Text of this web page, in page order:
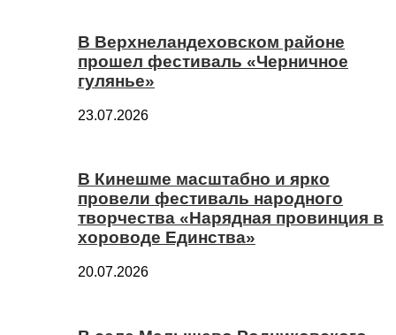
В Верхнеландеховском районе
прошел фестиваль «Черничное
гулянье»
23.07.2026
В Кинешме масштабно и ярко
провели фестиваль народного
творчества «Нарядная провинция в
хороводе Единства»
20.07.2026